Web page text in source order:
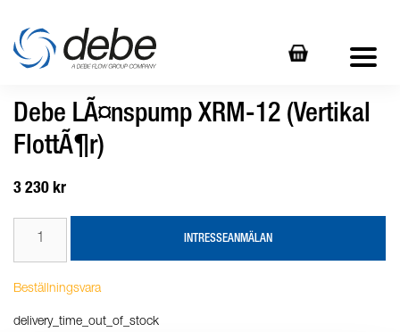
Debe LÃ¤nspump XRM-12 (Vertikal
FlottÃ¶r)
3 230 kr
INTRESSEANMÄLAN
Beställningsvara
delivery_time_out_of_stock